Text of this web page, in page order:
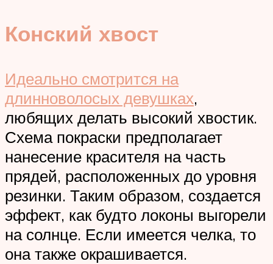
Конский хвост
Идеально смотрится на
длинноволосых девушках,
любящих делать высокий хвостик.
Схема покраски предполагает
нанесение красителя на часть
прядей, расположенных до уровня
резинки. Таким образом, создается
эффект, как будто локоны выгорели
на солнце. Если имеется челка, то
она также окрашивается.